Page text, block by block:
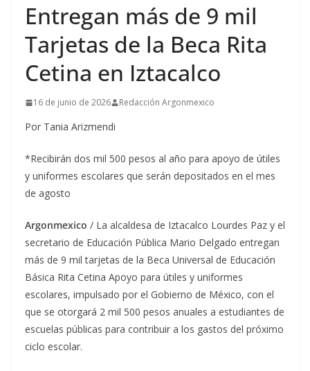
Entregan más de 9 mil
Tarjetas de la Beca Rita
Cetina en Iztacalco
16 de junio de 2026 Redacción Argonmexico
Por Tania Arizmendi
*Recibirán dos mil 500 pesos al año para apoyo de útiles
y uniformes escolares que serán depositados en el mes
de agosto
Argonmexico / La alcaldesa de Iztacalco Lourdes Paz y el
secretario de Educación Pública Mario Delgado entregan
más de 9 mil tarjetas de la Beca Universal de Educación
Básica Rita Cetina Apoyo para útiles y uniformes
escolares, impulsado por el Gobierno de México, con el
que se otorgará 2 mil 500 pesos anuales a estudiantes de
escuelas públicas para contribuir a los gastos del próximo
ciclo escolar.